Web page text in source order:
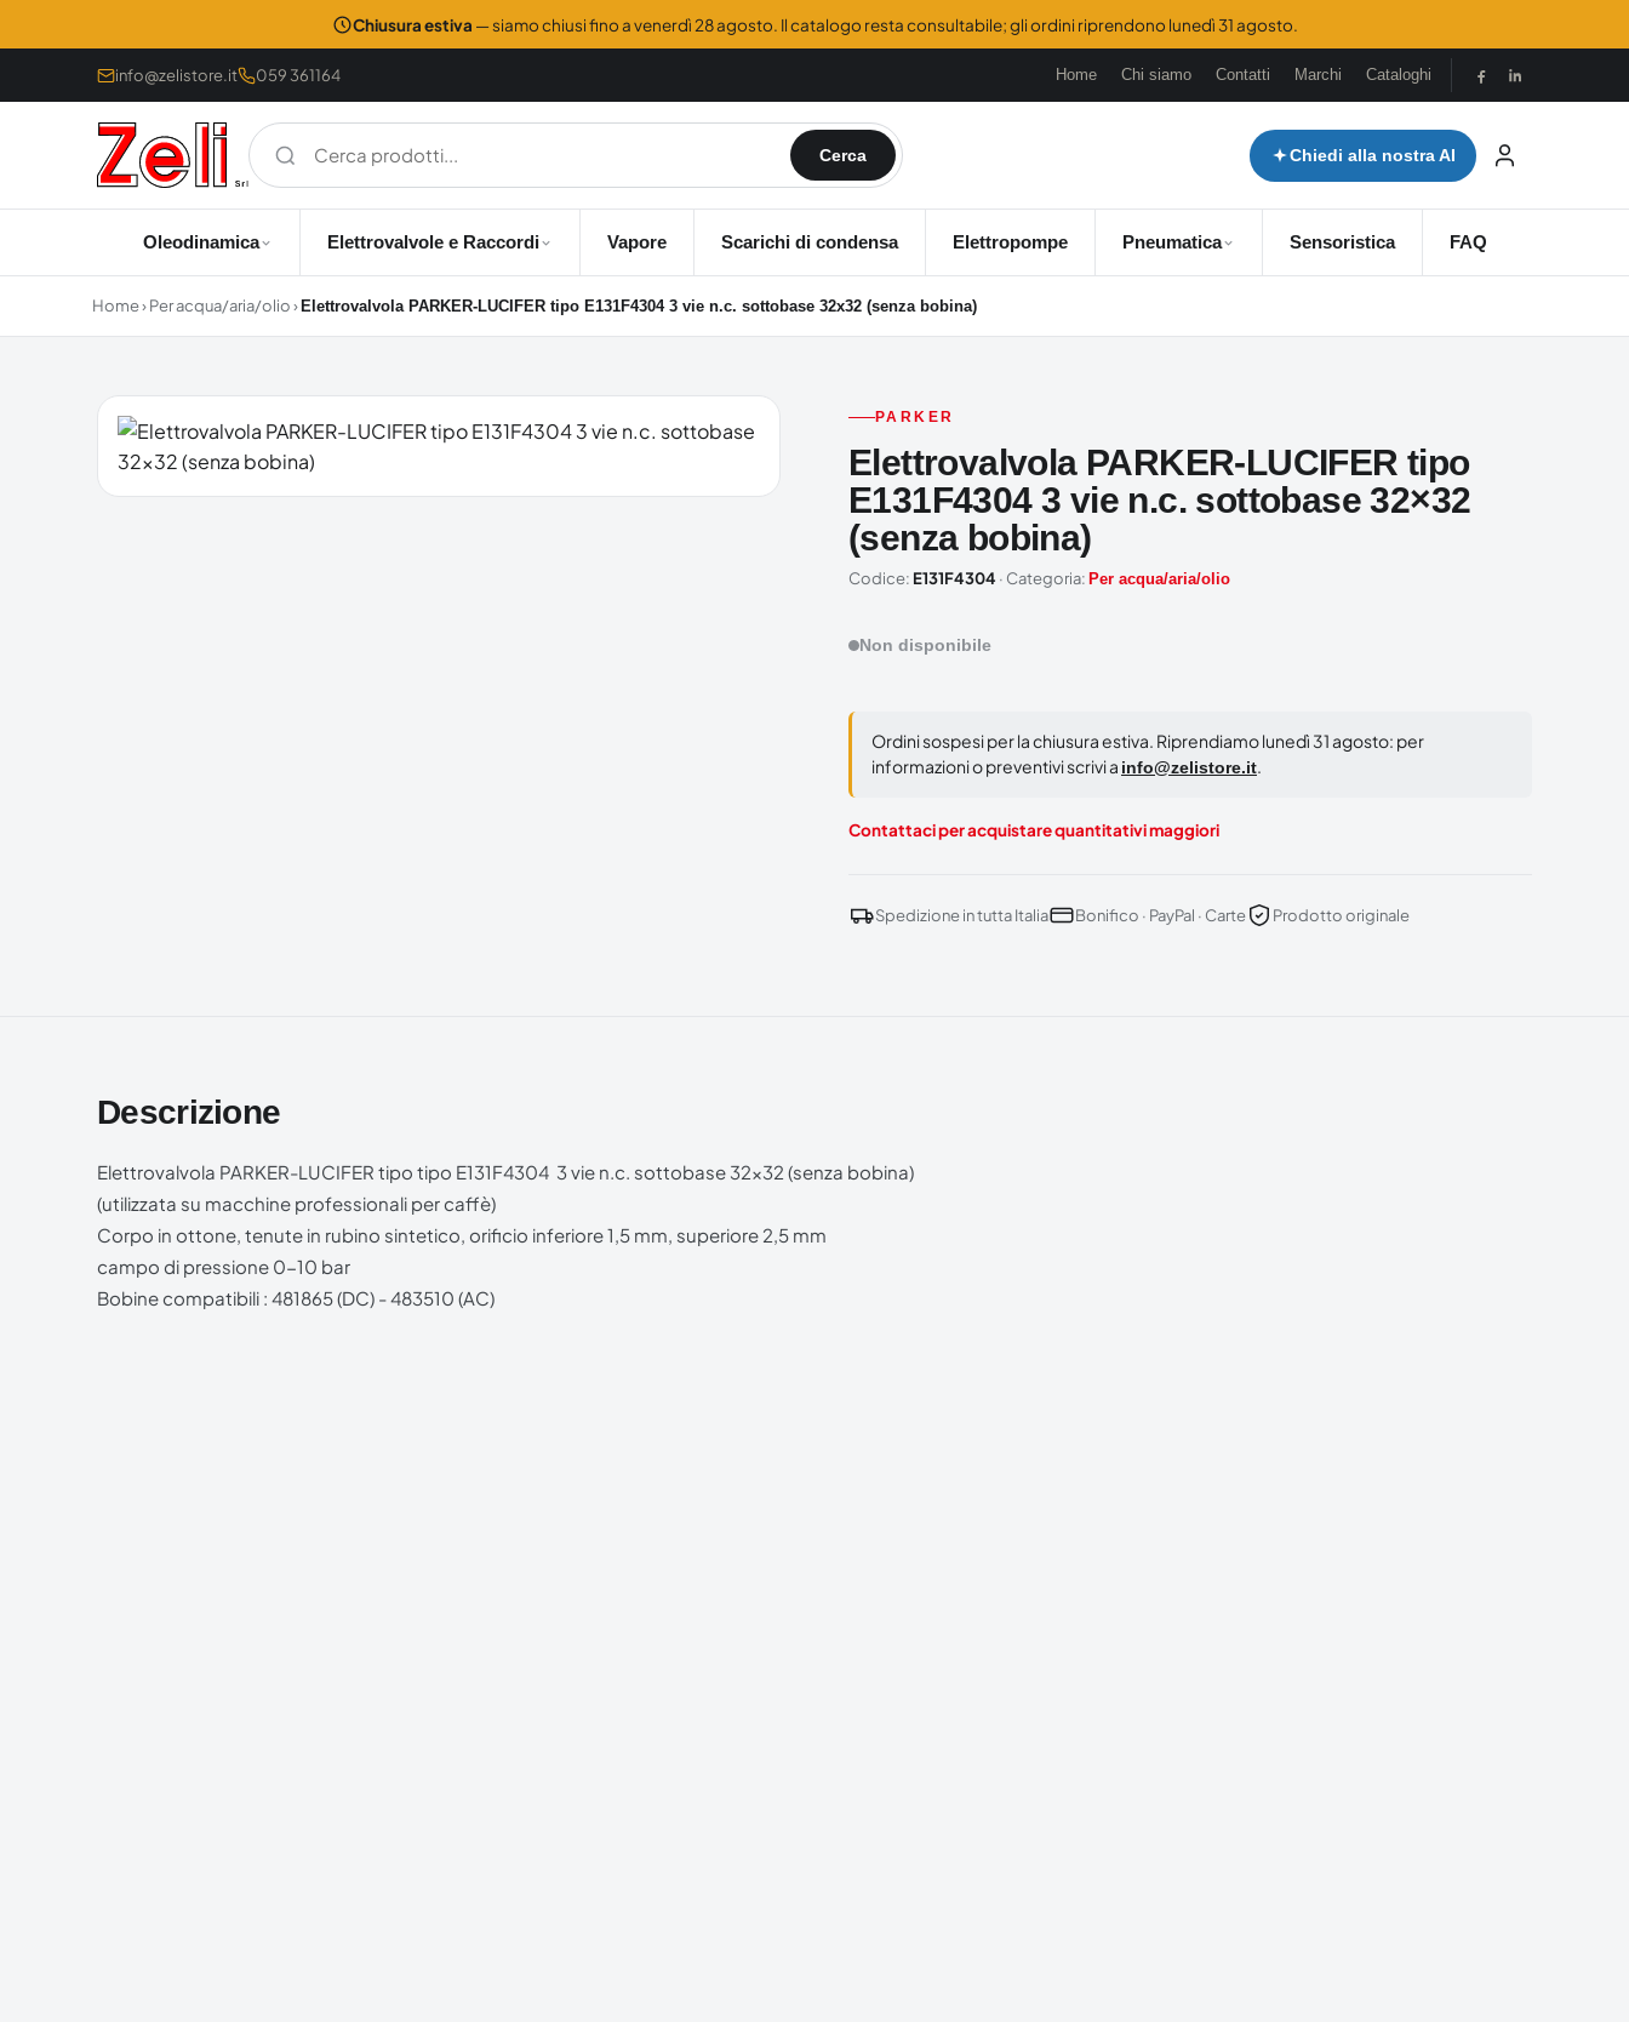
Chiusura estiva — siamo chiusi fino a venerdì 28 agosto. Il catalogo resta consultabile; gli ordini riprendono lunedì 31 agosto.
info@zelistore.it 059 361164 Home Chi siamo Contatti Marchi Cataloghi
Cerca Chiedi alla nostra AI
Oleodinamica Elettrovalvole e Raccordi Vapore Scarichi di condensa Elettropompe Pneumatica Sensoristica FAQ
Home›Per acqua/aria/olio› Elettrovalvola PARKER-LUCIFER tipo E131F4304 3 vie n.c. sottobase 32x32 (senza bobina)
PARKER
Elettrovalvola PARKER-LUCIFER tipo
E131F4304 3 vie n.c. sottobase 32×32
(senza bobina)
Codice: E131F4304 · Categoria: Per acqua/aria/olio
Non disponibile
Ordini sospesi per la chiusura estiva. Riprendiamo lunedì 31 agosto: per
informazioni o preventivi scrivi a info@zelistore.it.
Contattaci per acquistare quantitativi maggiori
Spedizione in tutta Italia Bonifico · PayPal · Carte Prodotto originale
Descrizione
Elettrovalvola PARKER-LUCIFER tipo tipo E131F4304 3 vie n.c. sottobase 32x32 (senza bobina)
(utilizzata su macchine professionali per caffè)
Corpo in ottone, tenute in rubino sintetico, orificio inferiore 1,5 mm, superiore 2,5 mm
campo di pressione 0-10 bar
Bobine compatibili : 481865 (DC) - 483510 (AC)